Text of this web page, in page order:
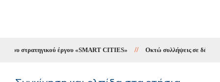
στρατηγικού έργου «SMART CITIES» // Οκτώ συλλήψεις σε δέκα